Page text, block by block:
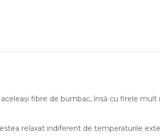
fibre de bumbac, însă cu firele mult
relaxat indiferent de temperaturile